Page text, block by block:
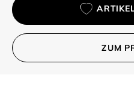
ZUM